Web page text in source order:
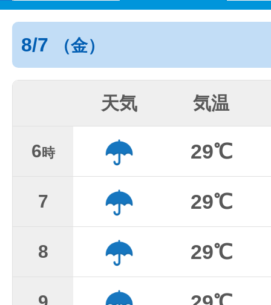
8/7 （金）
天気 気温
6時 29℃
7 29℃
8 29℃